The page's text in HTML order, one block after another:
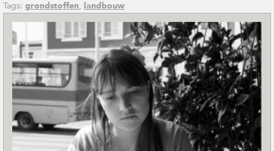
Tags: grondstoffen, landbouw